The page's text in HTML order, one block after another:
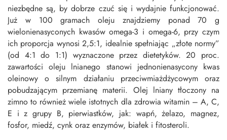
niezbędne są, by dobrze czuć się i wydajnie funkcjonować.
Już w 100 gramach oleju znajdziemy ponad 70 g
wielonienasyconych kwasów omega-3 i omega-6, przy czym
ich proporcja wynosi 2,5:1, idealnie spełniając „złote normy”
(od 4:1 do 1:1) wyznaczone przez dietetyków. 20 proc.
zawartości oleju lnianego stanowi jednonienasycony kwas
oleinowy o silnym działaniu przeciwmiażdżycowym oraz
pobudzającym przemianę materii. Olej lniany tłoczony na
zimno to również wiele istotnych dla zdrowia witamin – A, C,
E i z grupy B, pierwiastków, jak: wapń, żelazo, magnez,
fosfor, miedź, cynk oraz enzymów, białek i fitosteroli.